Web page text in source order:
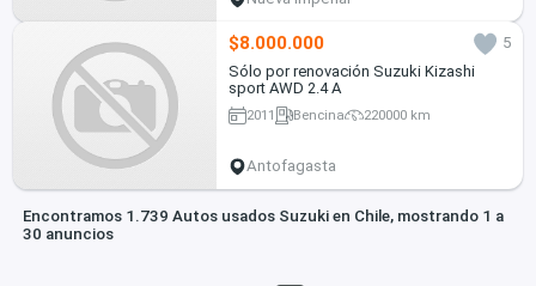
$8.000.000
5
Sólo por renovación Suzuki Kizashi
sport AWD 2.4 A
2011 Bencina 220000 km
Antofagasta
Encontramos 1.739 Autos usados Suzuki en Chile, mostrando 1 a
30 anuncios